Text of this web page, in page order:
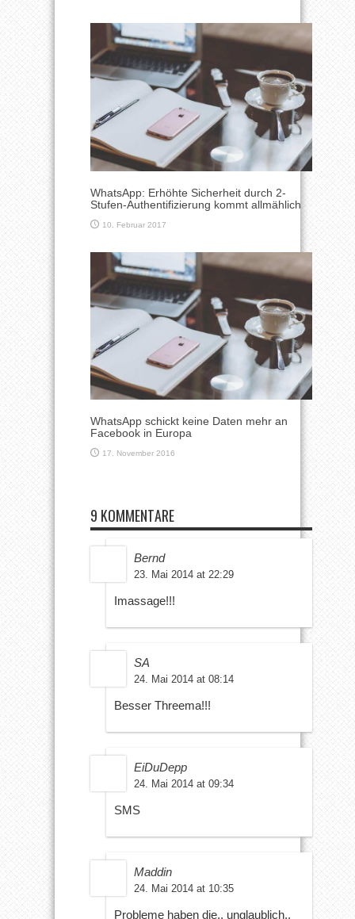
WhatsApp: Erhöhte Sicherheit durch 2-
Stufen-Authentifizierung kommt allmählich
10. Februar 2017
WhatsApp schickt keine Daten mehr an
Facebook in Europa
17. November 2016
9 KOMMENTARE
Bernd
23. Mai 2014 at 22:29
Imassage!!!
SA
24. Mai 2014 at 08:14
Besser Threema!!!
EiDuDepp
24. Mai 2014 at 09:34
SMS
Maddin
24. Mai 2014 at 10:35
Probleme haben die.. unglaublich..